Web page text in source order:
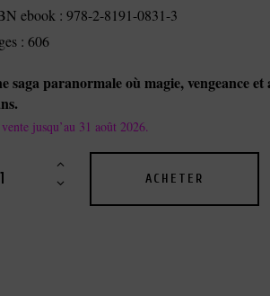
ebook : 978-2-8191-0831-3
: 606
saga paranormale où magie, vengeance
jusqu’au 31 août 2026.
ACHETER